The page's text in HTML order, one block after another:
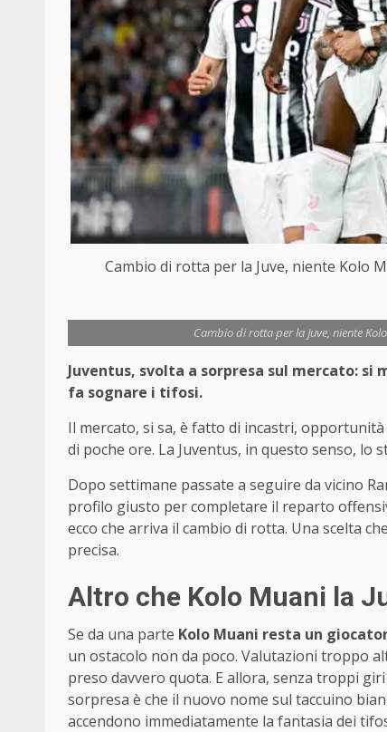
Cambio di rotta per la Juve, niente Kolo
Cambio di rotta per la Juve, niente
Juventus, svolta a sorpresa sul mercato: si
fa sognare i tifosi.
Il mercato, si sa, è fatto di incastri,
di poche ore. La Juventus, in questo senso, lo
Dopo settimane passate a seguire da vicino
profilo giusto per completare il reparto
ecco che arriva il cambio di rotta. Una scelta
precisa.
Altro che Kolo Muani la
Se da una parte Kolo Muani resta un
un ostacolo non da poco. Valutazioni troppo
preso davvero quota. E allora, senza troppi
sorpresa è che il nuovo nome sul taccuino
accendono immediatamente la fantasia dei